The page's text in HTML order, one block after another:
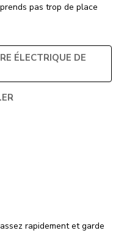
pas trop de place
ÉLECTRIQUE DE
rapidement et garde